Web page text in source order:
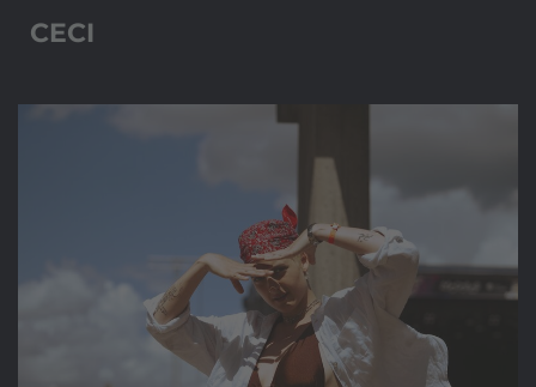
CECI